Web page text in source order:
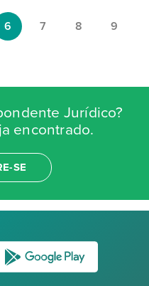
6 7 8 9
Jurídico?
encontrado.
SE